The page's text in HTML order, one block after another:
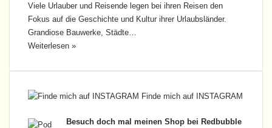
Viele Urlauber und Reisende legen bei ihren Reisen den
Fokus auf die Geschichte und Kultur ihrer Urlaubsländer.
Grandiose Bauwerke, Städte…
Weiterlesen »
Finde mich auf INSTAGRAM
Besuch doch mal meinen Shop bei Redbubble